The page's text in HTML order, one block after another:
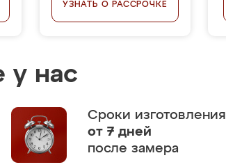
УЗНАТЬ О РАССРОЧКЕ
у нас
Сроки изготовления
от 7 дней
после замера